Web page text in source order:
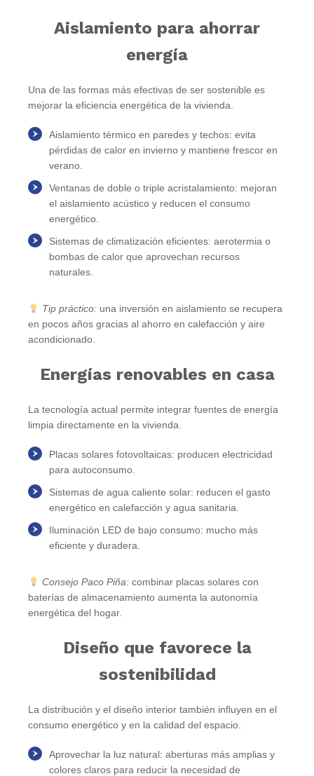
Aislamiento para ahorrar
energía
Una de las formas más efectivas de ser sostenible es
mejorar la eficiencia energética de la vivienda.
Aislamiento térmico en paredes y techos: evita
pérdidas de calor en invierno y mantiene frescor en
verano.
Ventanas de doble o triple acristalamiento: mejoran
el aislamiento acústico y reducen el consumo
energético.
Sistemas de climatización eficientes: aerotermia o
bombas de calor que aprovechan recursos
naturales.
Tip práctico:una inversión en aislamiento se recupera
en pocos años gracias al ahorro en calefacción y aire
acondicionado.
Energías renovables en casa
La tecnología actual permite integrar fuentes de energía
limpia directamente en la vivienda.
Placas solares fotovoltaicas: producen electricidad
para autoconsumo.
Sistemas de agua caliente solar: reducen el gasto
energético en calefacción y agua sanitaria.
Iluminación LED de bajo consumo: mucho más
eficiente y duradera.
Consejo Paco Piña:combinar placas solares con
baterías de almacenamiento aumenta la autonomía
energética del hogar.
Diseño que favorece la
sostenibilidad
La distribución y el diseño interior también influyen en el
consumo energético y en la calidad del espacio.
Aprovechar la luz natural: aberturas más amplias y
colores claros para reducir la necesidad de